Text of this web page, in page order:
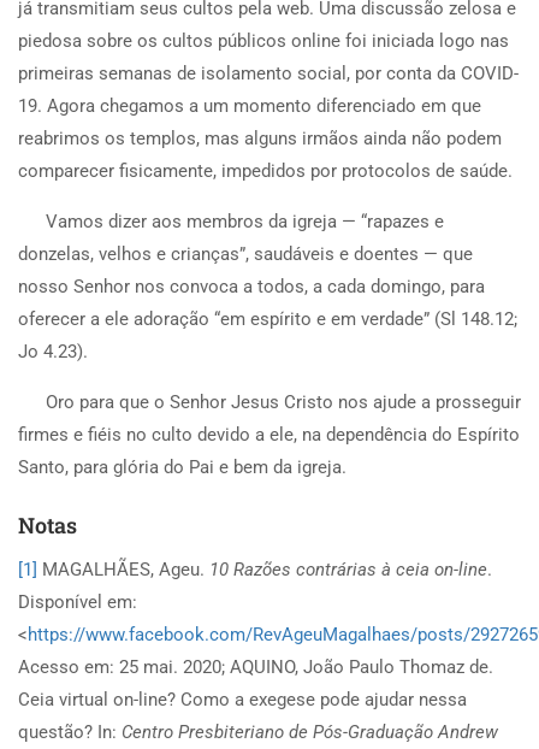
já transmitiam seus cultos pela web. Uma discussão zelosa e
piedosa sobre os cultos públicos online foi iniciada logo nas
primeiras semanas de isolamento social, por conta da COVID-
19. Agora chegamos a um momento diferenciado em que
reabrimos os templos, mas alguns irmãos ainda não podem
comparecer fisicamente, impedidos por protocolos de saúde.
Vamos dizer aos membros da igreja — “rapazes e
donzelas, velhos e crianças”, saudáveis e doentes — que
nosso Senhor nos convoca a todos, a cada domingo, para
oferecer a ele adoração “em espírito e em verdade” (Sl 148.12;
Jo 4.23).
Oro para que o Senhor Jesus Cristo nos ajude a prosseguir
firmes e fiéis no culto devido a ele, na dependência do Espírito
Santo, para glória do Pai e bem da igreja.
Notas
[1] MAGALHÃES, Ageu. 10 Razões contrárias à ceia on-line.
Disponível em:
<https://www.facebook.com/RevAgeuMagalhaes/posts/
Acesso em: 25 mai. 2020; AQUINO, João Paulo Thomaz de.
Ceia virtual on-line? Como a exegese pode ajudar nessa
questão? In: Centro Presbiteriano de Pós-Graduação Andrew